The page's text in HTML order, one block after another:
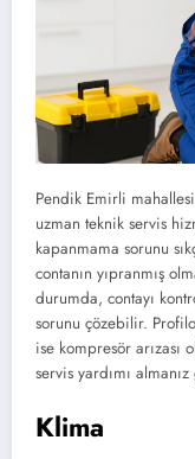
Pendik Emirli
uzman teknik servis
kapanmama sorunu
contanın yıpranmış
durumda, contayı
sorunu çözebilir.
ise kompresör
servis yardımı
Klima